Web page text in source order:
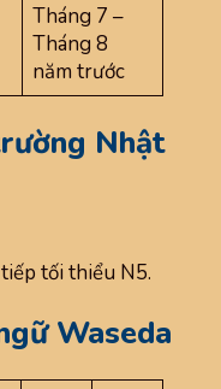
Tháng 7 –
Tháng 8
năm trước
Nhật
tối thiểu N5.
Waseda